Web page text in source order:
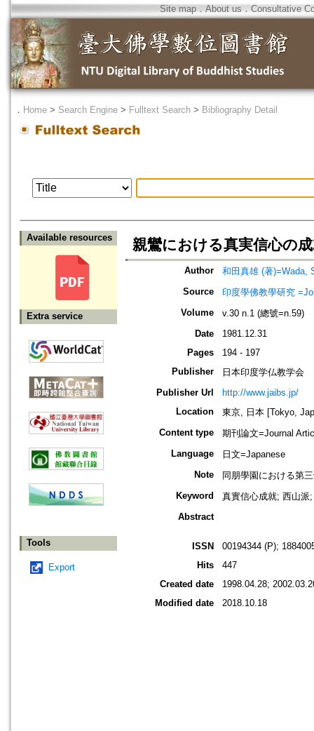
Site map．About us ． Consultative
． Home > Search Engine > Fulltext Search > Bibliography Detail
Available resources
Extra service
Tools
Export
親鸞における真実信心の
Author
和田真雄 (著)=Wada,
Source
印度學佛教學研究
Volume
v.30 n.1 (總號=n.59)
Date
1981.12.31
Pages
194 - 197
Publisher
日本印度学仏教学会
Publisher Url
http://www.jaibs.jp/
Location
東京, 日本 [Tokyo,
Content type
期刊論文=Journal
Language
日文=Japanese
Note
同朋學園における第
Keyword
真實信心成就; 西山派
Abstract
ISSN
00194344 (P);
Hits
447
Created date
1998.04.28;
Modified date
2018.10.18